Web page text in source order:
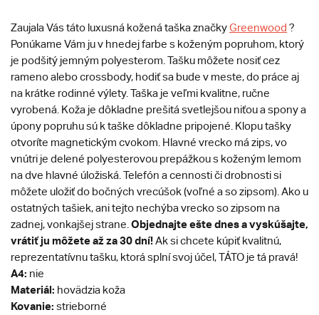
Zaujala Vás táto luxusná kožená taška značkyGreenwood ?
Ponúkame Vám ju v hnedej farbe s koženým popruhom, ktorý
je podšitý jemným polyesterom. Tašku môžete nosiť cez
rameno alebo crossbody, hodiť sa bude v meste, do práce aj
na krátke rodinné výlety. Taška je veľmi kvalitne, ručne
vyrobená. Koža je dôkladne prešitá svetlejšou niťou a spony a
úpony popruhu sú k taške dôkladne pripojené. Klopu tašky
otvoríte magnetickým cvokom. Hlavné vrecko má zips, vo
vnútri je delené polyesterovou prepážkou s koženým lemom
na dve hlavné úložiská. Telefón a cennosti či drobnosti si
môžete uložiť do bočných vrecúšok (voľné a so zipsom). Ako u
ostatných tašiek, ani tejto nechýba vrecko so zipsom na
zadnej, vonkajšej strane. Objednajte ešte dnes a vyskúšajte,
vrátiť ju môžete až za 30 dní!Ak si chcete kúpiť kvalitnú,
reprezentatívnu tašku, ktorá splní svoj účel, TÁTO je tá pravá!
A4: nie
Materiál: hovädzia koža
Kovanie: strieborné